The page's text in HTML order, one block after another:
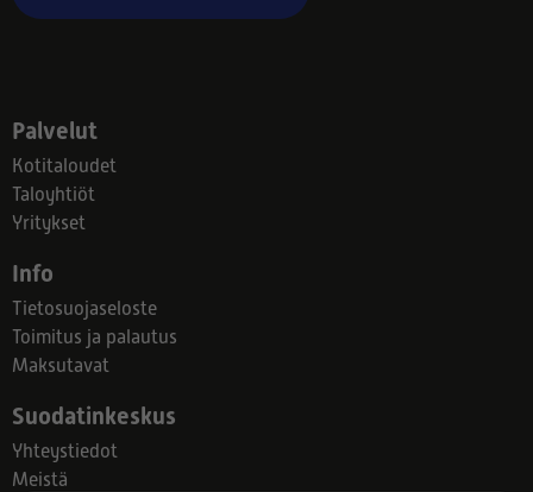
Palvelut
Kotitaloudet
Taloyhtiöt
Yritykset
Info
Tietosuojaseloste
Toimitus ja palautus
Maksutavat
Suodatinkeskus
Yhteystiedot
Meistä